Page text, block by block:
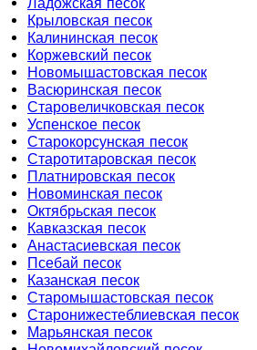
Крыловская песок
Калининская песок
Коржевский песок
Новомышастовская песок
Васюринская песок
Старовеличковская песок
Успенское песок
Старокорсунская песок
Старотитаровская песок
Платнировская песок
Новоминская песок
Октябрьская песок
Кавказская песок
Анастасиевская песок
Псебай песок
Казанская песок
Старомышастовская песок
Старонижестеблиевская песок
Марьянская песок